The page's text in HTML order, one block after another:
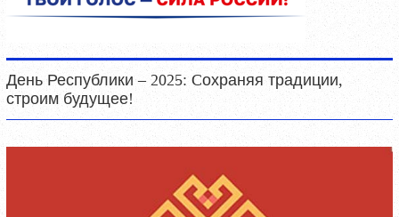
День Республики – 2025: Cохраняя традиции,
строим будущее!